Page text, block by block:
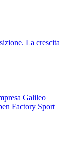
La crescita
Galileo
Factory Sport